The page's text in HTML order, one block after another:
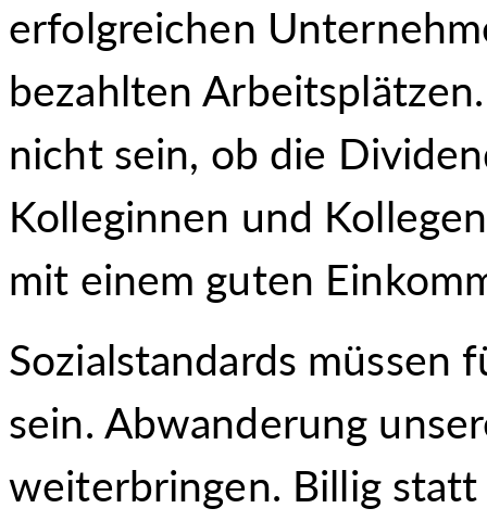
erfolgreichen
bezahlten
nicht sein, ob die
Kolleginnen und
mit einem guten
Sozialstandards müssen
sein. Abwanderung
weiterbringen. Billig